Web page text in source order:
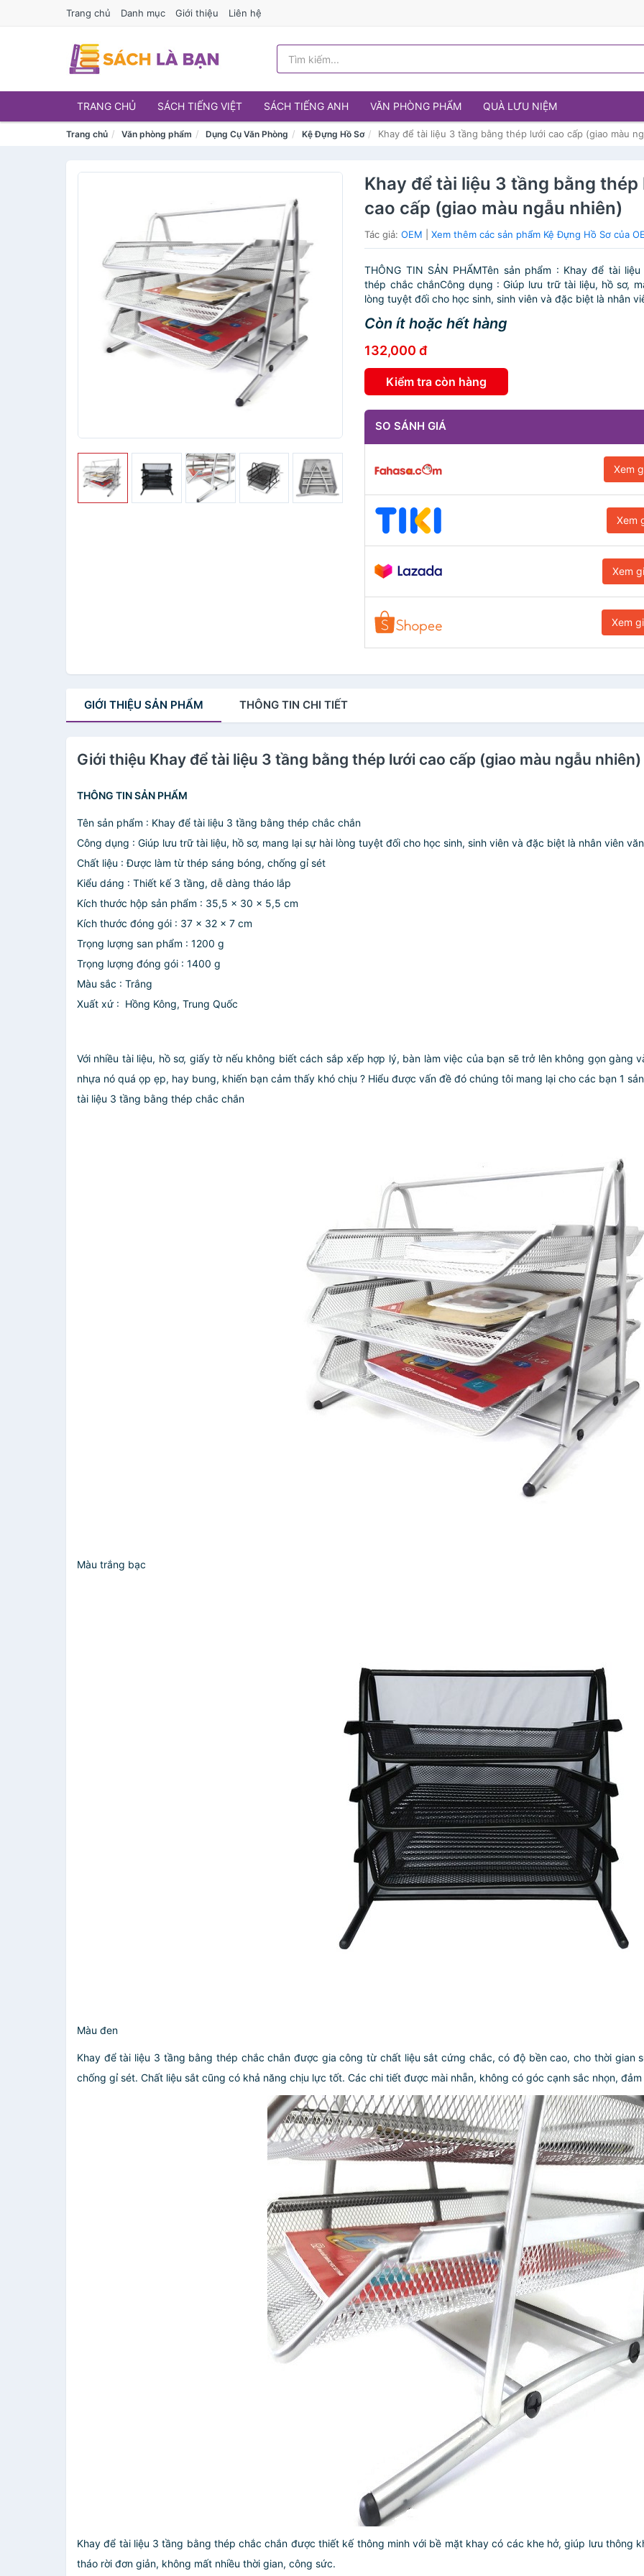
Trang chủ Danh mục Giới thiệu Liên hệ
TRANG CHỦ SÁCH TIẾNG VIỆT SÁCH TIẾNG ANH VĂN PHÒNG PHẨM QUÀ LƯU NIỆM
Trang chủ Văn phòng phẩm Dụng Cụ Văn Phòng Kệ Đựng Hồ Sơ Khay để tài liệu 3 tầng bằng thép lưới cao cấp (giao màu
Khay để tài liệu 3 tầng bằng thép
cao cấp (giao màu ngẫu nhiên)
Tác giả:OEM |Xem thêm các sản phẩm Kệ Đựng Hồ Sơ của
THÔNG TIN SẢN PHẨMTên sản phẩm : Khay để tài
thép chắc chắnCông dụng : Giúp lưu trữ tài liệu, hồ sơ,
lòng tuyệt đối cho học sinh, sinh viên và đặc biệt là nhân
Còn ít hoặc hết hàng
132,000 đ
Kiểm tra còn hàng
SO SÁNH GIÁ
Xem
Xem
Xem
Xem
GIỚI THIỆU SẢN PHẨM THÔNG TIN CHI TIẾT
Giới thiệu Khay để tài liệu 3 tầng bằng thép lưới cao cấp (giao màu ngẫu nhiên)
THÔNG TIN SẢN PHẨM
Tên sản phẩm : Khay để tài liệu 3 tầng bằng thép chắc chắn
Công dụng : Giúp lưu trữ tài liệu, hồ sơ, mang lại sự hài lòng tuyệt đối cho học sinh, sinh viên và đặc biệt là nhân viên
Chất liệu : Được làm từ thép sáng bóng, chống gỉ sét
Kiểu dáng : Thiết kế 3 tầng, dễ dàng tháo lắp
Kích thước hộp sản phẩm : 35,5 x 30 x 5,5 cm
Kích thước đóng gói : 37 x 32 x 7 cm
Trọng lượng san phẩm : 1200 g
Trọng lượng đóng gói : 1400 g
Màu sắc : Trắng
Xuất xứ : Hồng Kông, Trung Quốc
Với nhiều tài liệu, hồ sơ, giấy tờ nếu không biết cách sắp xếp hợp lý, bàn làm việc của bạn sẽ trở lên không gọn gàng
nhựa nó quá ọp ẹp, hay bung, khiến bạn cảm thấy khó chịu ? Hiểu được vấn đề đó chúng tôi mang lại cho các bạn 1
tài liệu 3 tầng bằng thép chắc chắn
Màu trắng bạc
Màu đen
Khay để tài liệu 3 tầng bằng thép chắc chắn được gia công từ chất liệu sắt cứng chắc, có độ bền cao, cho thời gian
chống gỉ sét. Chất liệu sắt cũng có khả năng chịu lực tốt. Các chi tiết được mài nhẵn, không có góc cạnh sắc nhọn,
Khay để tài liệu 3 tầng bằng thép chắc chắn được thiết kế thông minh với bề mặt khay có các khe hở, giúp lưu thông
tháo rời đơn giản, không mất nhiều thời gian, công sức.